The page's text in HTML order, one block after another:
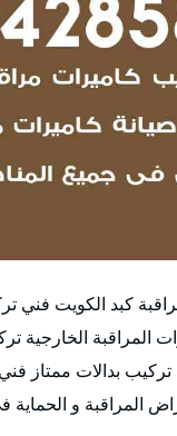
كبد الكويت فني
المراقبة
بدالات ممتاز
المراقبة و